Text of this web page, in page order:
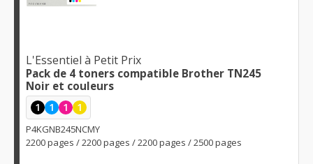
L'Essentiel à Petit Prix
Pack de 4 toners compatible Brother TN245
Noir et couleurs
1 1 1 1
P4KGNB245NCMY
2200 pages / 2200 pages / 2200 pages / 2500 pages